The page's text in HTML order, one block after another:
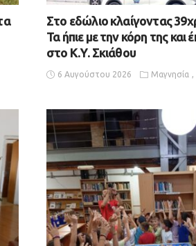
Στο εδώλιο κλαίγοντας
Τα ήπιε με την κόρη της και
στο Κ.Υ. Σκιάθου
6 Αυγούστου 2026 Μαγνησία